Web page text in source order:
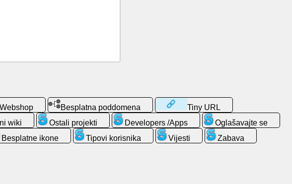
Webshop Besplatna poddomena
Tiny URL
wiki Ostali projekti Developers /Apps
Oglašavajte se
Besplatne ikone Tipovi korisnika Vijesti
Zabava